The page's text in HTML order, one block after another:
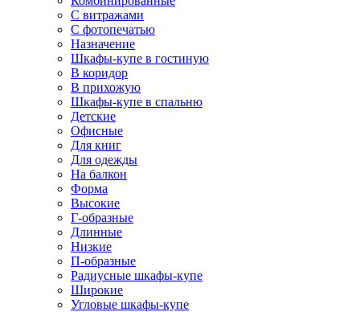
С витражами
С фотопечатью
Назначение
Шкафы-купе в гостиную
В коридор
В прихожую
Шкафы-купе в спальню
Детские
Офисные
Для книг
Для одежды
На балкон
Форма
Высокие
Г-образные
Длинные
Низкие
П-образные
Радиусные шкафы-купе
Широкие
Угловые шкафы-купе